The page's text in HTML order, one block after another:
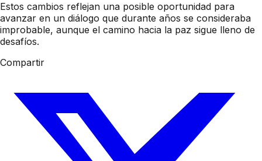
Estos cambios reflejan una posible oportunidad para
avanzar en un diálogo que durante años se consideraba
improbable, aunque el camino hacia la paz sigue lleno de
desafíos.
Compartir